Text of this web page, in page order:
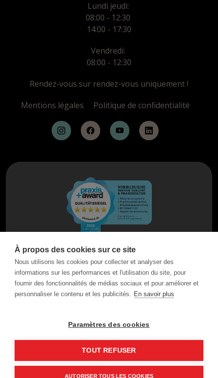
Lundi jeudi:
08:00 - 12:30
14:00 - 17:30
Vendredi:
08:00 - 12:30
Rendez-vous sur rendez-vous uniquement !
Mentions légales
Politique de confidentialité
À propos des cookies sur ce site
Nous utilisons les cookies pour collecter et analyser des
informations sur les performances et l'utilisation du site, pour
fournir des fonctionnalités de médias sociaux et pour améliorer et
personnaliser le contenu et les publicités. En savoir plus
Paramètres des cookies
TOUT REFUSER
AUTORISER TOUS LES COOKIES